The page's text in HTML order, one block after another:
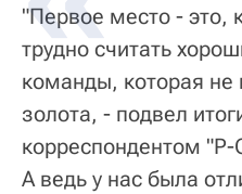
"Первое место - это,
трудно считать
команды, которая не
золота, - подвел
корреспондентом
А ведь у нас была